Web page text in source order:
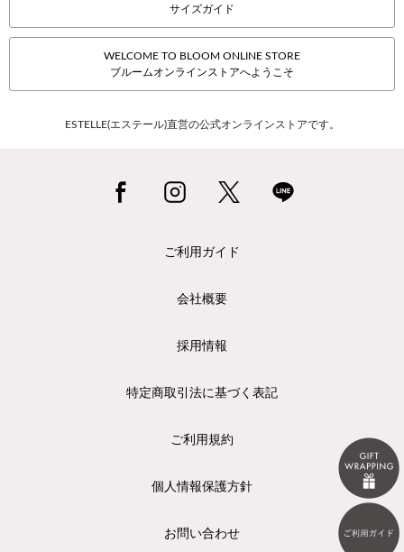
サイズガイド
WELCOME TO BLOOM ONLINE STORE
ブルームオンラインストアへようこそ
ESTELLE(エステール)直営の公式オンラインストアです。
ご利用ガイド
会社概要
採用情報
特定商取引法に基づく表記
ご利用規約
個人情報保護方針
お問い合わせ